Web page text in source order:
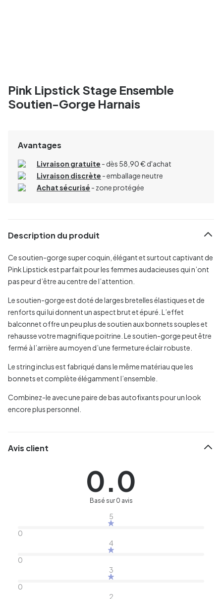
Pink Lipstick Stage Ensemble
Soutien-Gorge Harnais
Avantages
Livraison gratuite - dès 58,90 € d'achat
Livraison discrète - emballage neutre
Achat sécurisé - zone protégée
Description du produit
Ce soutien-gorge super coquin, élégant et surtout captivant de
Pink Lipstick est parfait pour les femmes audacieuses qui n’ont
pas peur d’être au centre de l’attention.
Le soutien-gorge est doté de larges bretelles élastiques et de
renforts qui lui donnent un aspect brut et épuré. L’effet
balconnet offre un peu plus de soutien aux bonnets souples et
rehausse votre magnifique poitrine. Le soutien-gorge peut être
fermé à l’arrière au moyen d’une fermeture éclair robuste.
Le string inclus est fabriqué dans le même matériau que les
bonnets et complète élégamment l’ensemble.
Combinez-le avec une paire de bas autofixants pour un look
encore plus personnel.
Avis client
0.0
Basé sur 0 avis
5
0
4
0
3
0
2